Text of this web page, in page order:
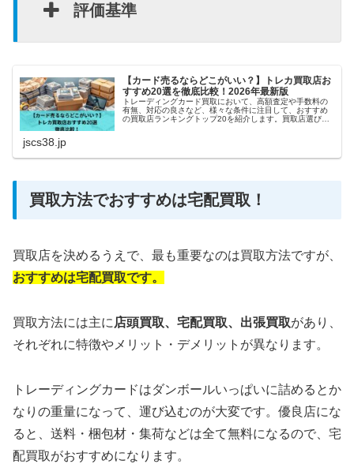
評価基準
【カード売るならどこがいい？】トレカ買取店お
すすめ20選を徹底比較！2026年最新版
トレーディングカード買取において、高額査定や手数料の
有無、対応の良さなど、様々な条件に注目して、おすすめ
の買取店ランキングトップ20を紹介します。買取店選びで
jscs38.jp
買取方法でおすすめは宅配買取！
買取店を決めるうえで、最も重要なのは買取方法ですが、
おすすめは宅配買取です。
買取方法には主に 店頭買取、 宅配買取、出張買取があり、
それぞれに特徴やメリット・デメリットが異なります。
トレーディングカードはダンボールいっぱいに詰めるとか
なりの重量になって、運び込むのが大変です。優良店にな
ると、送料・梱包材・集荷などは全て無料になるので、宅
配買取がおすすめになります。